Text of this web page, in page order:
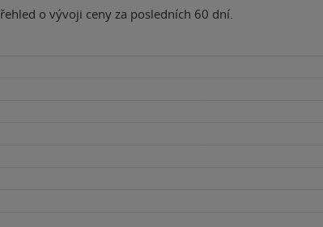
o vývoji ceny za posledních 60 dní.